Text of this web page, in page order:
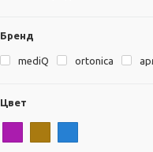
Бренд
mediQ ortonica
Цвет